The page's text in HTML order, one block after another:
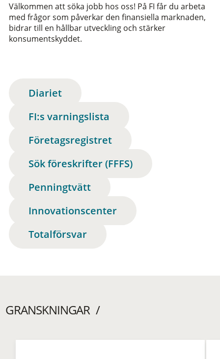
Välkommen att söka jobb hos oss! På FI får du arbeta
med frågor som påverkar den finansiella marknaden,
bidrar till en hållbar utveckling och stärker
konsumentskyddet.
Diariet
FI:s varningslista
Företagsregistret
Sök föreskrifter (FFFS)
Penningtvätt
Innovationscenter
Totalförsvar
GRANSKNINGAR